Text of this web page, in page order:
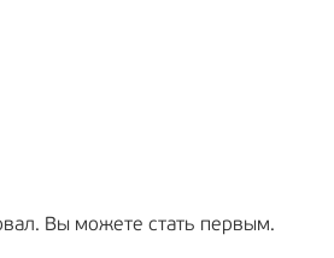
Вы можете стать первым.